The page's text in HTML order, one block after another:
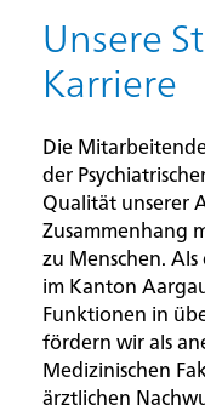
Hauptinhalt
Unsere
Karriere
Die
der
Qualität unserer
Zusammenhang
zu Menschen.
im Kanton
Funktionen in
fördern wir als
Medizinischen
ärztlichen